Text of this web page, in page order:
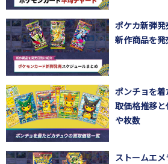
ポケカ新弾発
新作商品を
ポンチョを
取価格推移
や枚数
ストームエ